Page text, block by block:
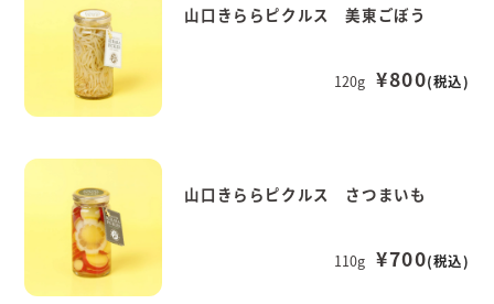
山口きららピクルス 美東ごぼう
120g ¥800(税込)
山口きららピクルス さつまいも
110g ¥700(税込)